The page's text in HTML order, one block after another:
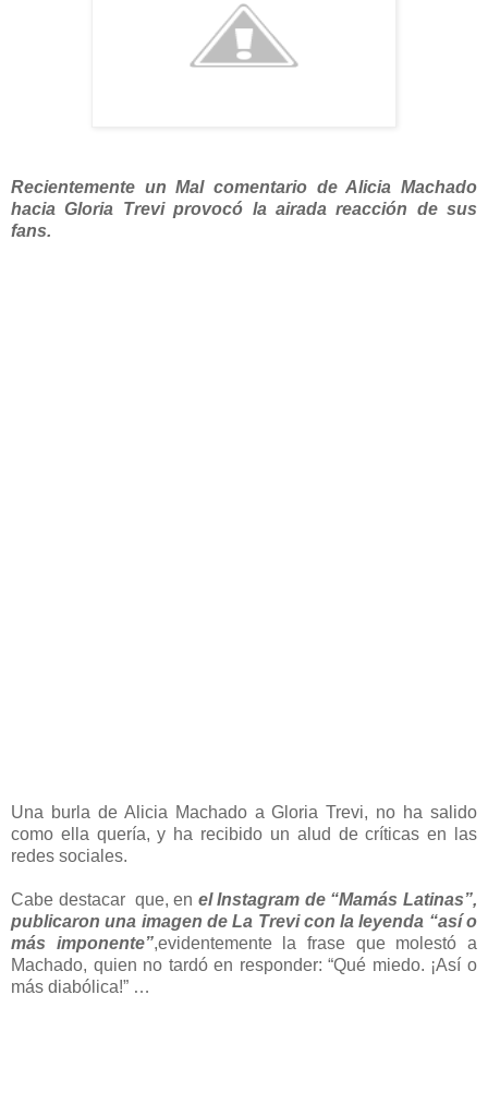
Recientemente un Mal comentario de Alicia Machado
hacia Gloria Trevi provocó la airada reacción de sus
fans.
Una burla de Alicia Machado a Gloria Trevi, no ha salido
como ella quería, y ha recibido un alud de críticas en las
redes sociales.
Cabe destacar que, en el Instagram de “Mamás Latinas”,
publicaron una imagen de La Trevi con la leyenda “así o
más imponente”,evidentemente la frase que molestó a
Machado, quien no tardó en responder: “Qué miedo. ¡Así o
más diabólica!” …